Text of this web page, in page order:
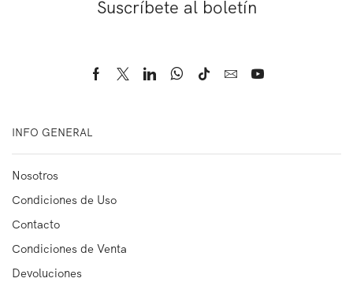
Suscríbete al boletín
INFO GENERAL
Nosotros
Condiciones de Uso
Contacto
Condiciones de Venta
Devoluciones